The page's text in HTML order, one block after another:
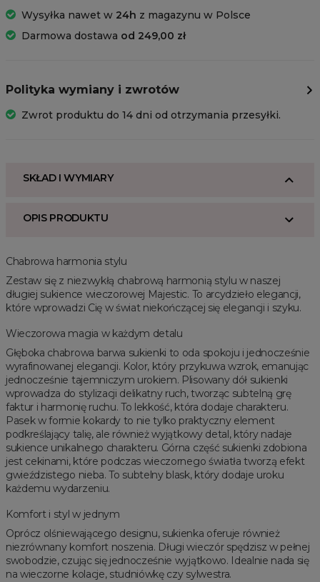
Wysyłka nawet w 24h z magazynu w Polsce
Darmowa dostawa od 249,00 zł
Polityka wymiany i zwrotów
Zwrot produktu do 14 dni od otrzymania przesyłki.
SKŁAD I WYMIARY
OPIS PRODUKTU
Chabrowa harmonia stylu
Zestaw się z niezwykłą chabrową harmonią stylu w naszej
długiej sukience wieczorowej Majestic. To arcydzieło elegancji,
które wprowadzi Cię w świat niekończącej się elegancji i szyku.
Wieczorowa magia w każdym detalu
Głęboka chabrowa barwa sukienki to oda spokoju i jednocześnie
wyrafinowanej elegancji. Kolor, który przykuwa wzrok, emanując
jednocześnie tajemniczym urokiem. Plisowany dół sukienki
wprowadza do stylizacji delikatny ruch, tworząc subtelną grę
faktur i harmonię ruchu. To lekkość, która dodaje charakteru.
Pasek w formie kokardy to nie tylko praktyczny element
podkreślający talię, ale również wyjątkowy detal, który nadaje
sukience unikalnego charakteru. Górna część sukienki zdobiona
jest cekinami, które podczas wieczornego światła tworzą efekt
gwieździstego nieba. To subtelny blask, który dodaje uroku
każdemu wydarzeniu.
Komfort i styl w jednym
Oprócz olśniewającego designu, sukienka oferuje również
niezrównany komfort noszenia. Długi wieczór spędzisz w pełnej
swobodzie, czując się jednocześnie wyjątkowo. Idealnie nada się
na wieczorne kolacje, studniówkę czy sylwestra.